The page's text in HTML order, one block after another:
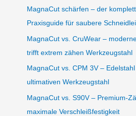
MagnaCut schärfen – der
Praxisguide für saubere
MagnaCut vs. CruWear –
trifft extrem zähen Werkzeugstahl
MagnaCut vs. CPM 3V –
ultimativen Werkzeugstahl
MagnaCut vs. S90V – Premium-
maximale Verschleißfestigkeit